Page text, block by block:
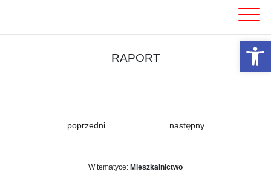
RAPORT
poprzedni następny
W tematyce: Mieszkalnictwo